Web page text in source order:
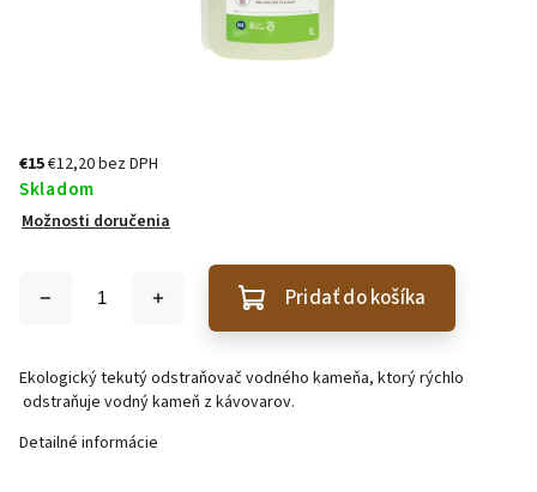
€15€12,20 bez DPH
Skladom
Možnosti doručenia
Pridať do košíka
Ekologický tekutý odstraňovač vodného kameňa, ktorý rýchlo
odstraňuje vodný kameň z kávovarov.
Detailné informácie